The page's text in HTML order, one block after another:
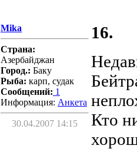
Mika
Страна:
Азербайджан
Город.: Баку
Рыба: карп, судак
Сообщений: 1
Информация: Aнкета
30.04.2007 14:15
16.
Кто